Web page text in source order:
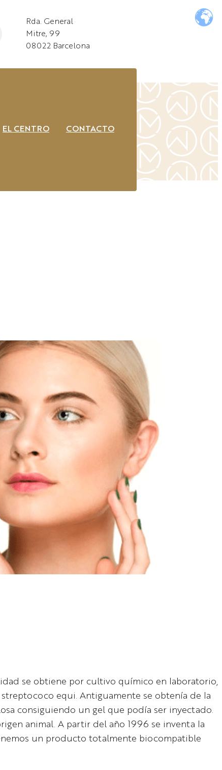
Rda. General
Mitre, 99
08022 Barcelona
EL CENTRO CONTACTO
se obtiene por cultivo químico en laboratorio,
equi. Antiguamente se obtenía de la
consiguiendo un gel que podía ser inyectado.
animal. A partir del año 1996 se inventa la
un producto totalmente biocompatible